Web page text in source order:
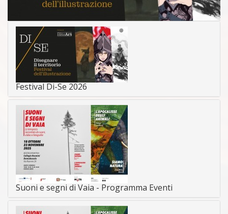
Festival Di-Se 2026
Suoni e segni di Vaia - Programma Eventi